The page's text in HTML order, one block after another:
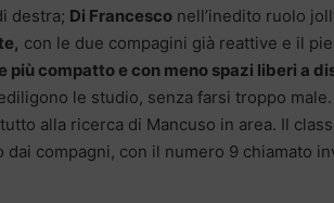
destra; Di Francesco nell’inedito ruolo
con le due compagini già reattive e il
più compatto e con meno spazi liberi a
le studio, senza farsi troppo
alla ricerca di Mancuso in area. Il
compagni, con il numero 9 chiamato